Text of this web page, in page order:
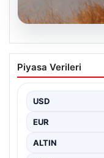
04.08.2026
Dokuz Şehir
Uyarısı:
kesimlerinde yer
Piyasa Verileri
USD
EUR
ALTIN